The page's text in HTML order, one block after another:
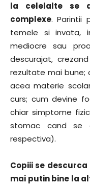
la celelalte se
complexe. Parintii
temele si invata,
mediocre sau
descurajat,
rezultate mai bune;
acea materie
curs; cum devine
chiar simptome
stomac cand se
respectiva).
Copiii se
mai putin bine la